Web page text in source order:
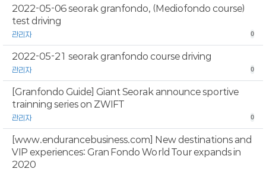
2022-05-06 seorak granfondo, (Mediofondo course)
test driving
관리자 0
2022-05-21 seorak granfondo course driving
관리자 0
[Granfondo Guide] Giant Seorak announce sportive
trainning series on ZWIFT
관리자 0
[www.endurancebusiness.com] New destinations and
VIP experiences: Gran Fondo World Tour expands in
2020